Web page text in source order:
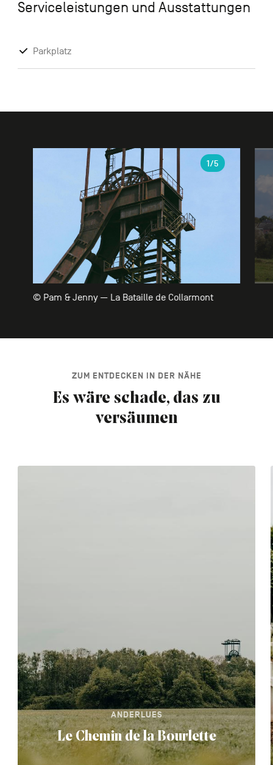
Serviceleistungen und Ausstattungen
Parkplatz
© Pam & Jenny — La Bataille de Collarmont
1/5
ZUM ENTDECKEN IN DER NÄHE
Es wäre schade, das zu
versäumen
ANDERLUES
Le Chemin de la Bourlette